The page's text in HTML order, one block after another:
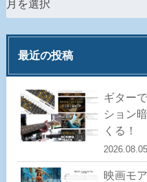
最近の投稿
ギター
ション
くる！
2026.08.05
映画モ